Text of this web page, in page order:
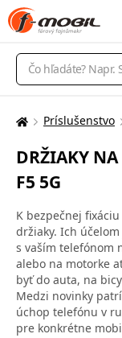
Vyhľadávanie
Tu
nachádzate:
Príslušenstvo
DRŽIAKY
F5 5G
K bezpečnej
držiaky. Ich
s vaším telefónom
alebo na motorke
byť do auta, na
Medzi novinky
úchop telefónu v
pre konkrétne